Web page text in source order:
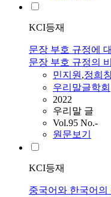
KCI등재
문장 부호 규정에
문장 부호 규정의
민지원,정희
우리말글학회
2022
우리말 글
Vol.95 No.-
원문보기
KCI등재
중국어와 한국어의